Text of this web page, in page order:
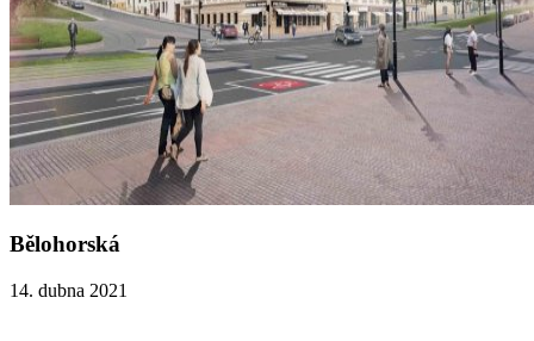
Bělohorská
14. dubna 2021